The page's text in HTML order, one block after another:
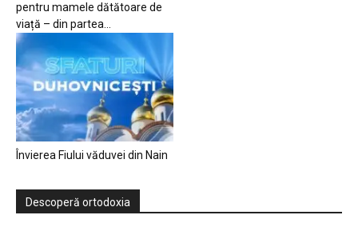
pentru mamele dătătoare de
viață – din partea...
Învierea Fiului văduvei din Nain
Descoperă ortodoxia